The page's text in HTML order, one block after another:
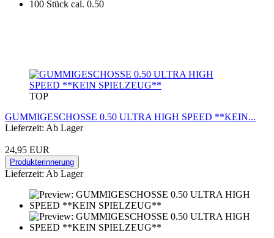
TOP
GUMMIGESCHOSSE 0.50 ULTRA HIGH SPEED **KEIN...
Lieferzeit: Ab Lager
24,95 EUR
Produkterinnerung
Lieferzeit: Ab Lager